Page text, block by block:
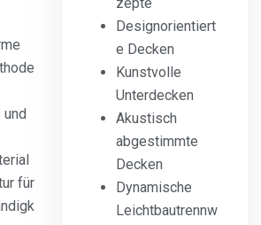
für
Designorientiert
e Decken
Kunstvolle
Unterdecken
Akustisch
abgestimmte
Decken
Dynamische
Leichtbautrennw